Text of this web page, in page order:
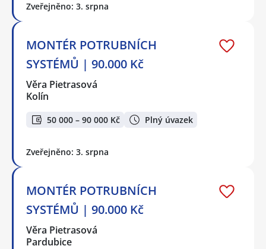
Zveřejněno: 3. srpna
MONTÉR POTRUBNÍCH
SYSTÉMŮ | 90.000 Kč
Věra Pietrasová
Kolín
50 000 – 90 000 Kč Plný úvazek
Zveřejněno: 3. srpna
MONTÉR POTRUBNÍCH
SYSTÉMŮ | 90.000 Kč
Věra Pietrasová
Pardubice